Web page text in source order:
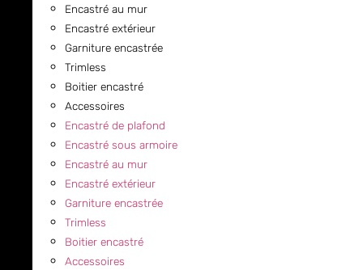
Encastré au mur
Encastré extérieur
Garniture encastrée
Trimless
Boitier encastré
Accessoires
Encastré de plafond
Encastré sous armoire
Encastré au mur
Encastré extérieur
Garniture encastrée
Trimless
Boitier encastré
Accessoires